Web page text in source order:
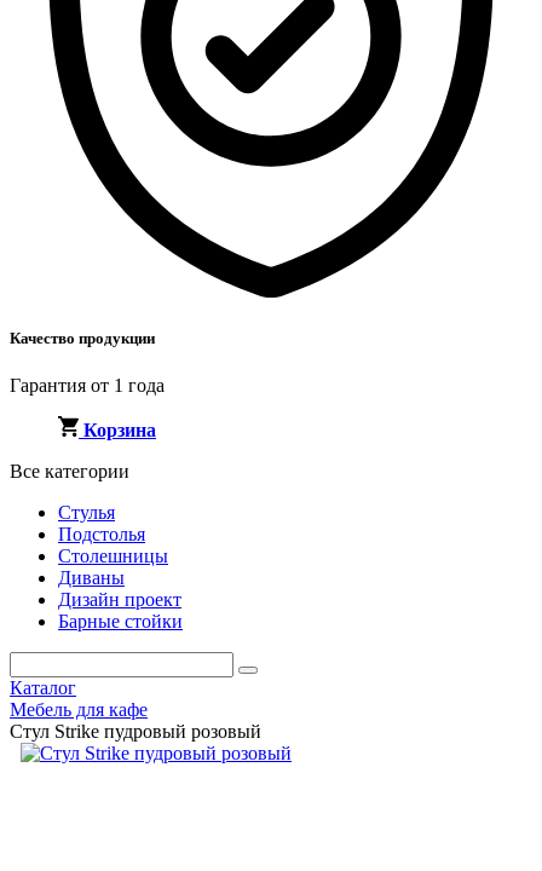
Качество продукции
Гарантия от 1 года
Корзина
Все категории
Стулья
Подстолья
Столешницы
Диваны
Дизайн проект
Барные стойки
Каталог
Мебель для кафе
Стул Strike пудровый розовый